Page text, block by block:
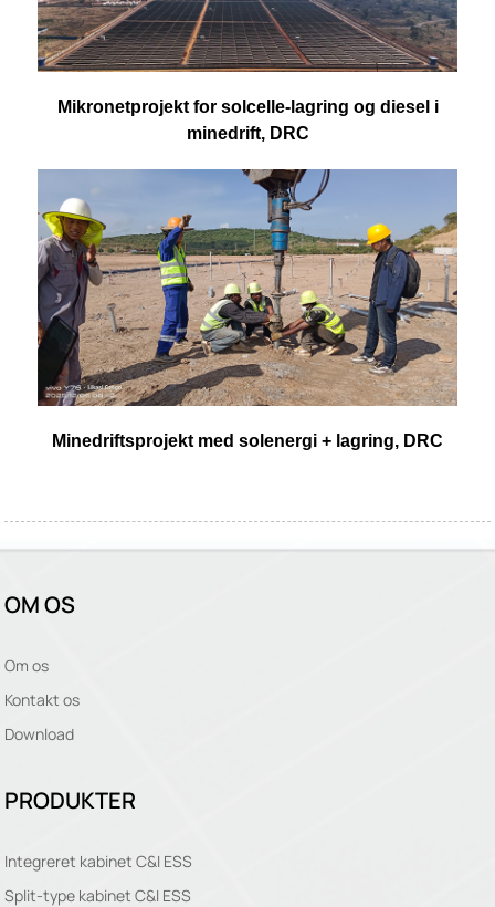
Mikronetprojekt for solcelle-lagring og diesel i
minedrift, DRC
Minedriftsprojekt med solenergi + lagring, DRC
OM OS
Om os
Kontakt os
Download
PRODUKTER
Integreret kabinet C&I ESS
Split-type kabinet C&I ESS